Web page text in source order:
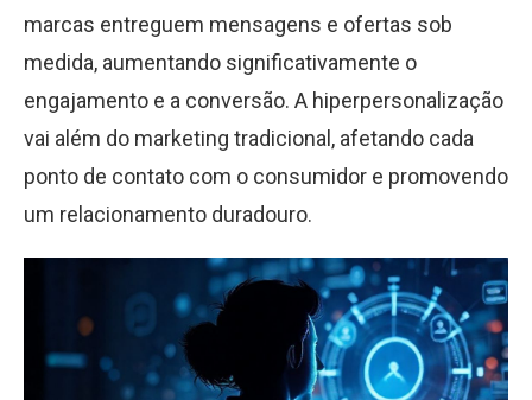
marcas entreguem mensagens e ofertas sob
medida, aumentando significativamente o
engajamento e a conversão. A hiperpersonalização
vai além do marketing tradicional, afetando cada
ponto de contato com o consumidor e promovendo
um relacionamento duradouro.